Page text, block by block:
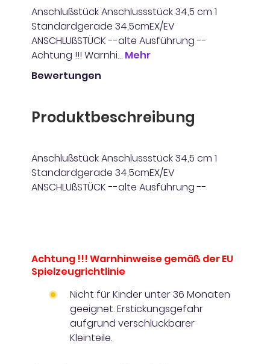
Anschlußstück Anschlussstück 34,5 cm 1
Standardgerade 34,5cmEX/EV
ANSCHLUßSTÜCK --alte Ausführung --
Achtung !!! Warnhi… Mehr
Bewertungen
Produktbeschreibung
Anschlußstück Anschlussstück 34,5 cm 1
Standardgerade 34,5cmEX/EV
ANSCHLUßSTÜCK --alte Ausführung --
Achtung !!! Warnhinweise gemäß der EU
Spielzeugrichtlinie
Nicht für Kinder unter 36 Monaten
geeignet. Erstickungsgefahr
aufgrund verschluckbarer
Kleinteile.